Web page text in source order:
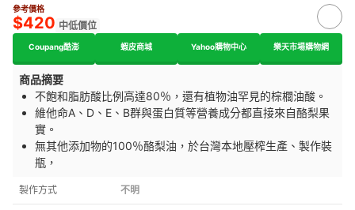
參考價格
$420 中低價位
Coupang酷澎 蝦皮商城 Yahoo購物中心 樂天市場購物網
商品摘要
不飽和脂肪酸比例高達80％，還有植物油罕見的棕櫚油酸。
維他命A、D、E、B群與蛋白質等營養成分都直接來自酪梨果
實。
無其他添加物的100％酪梨油，於台灣本地壓榨生產、製作裝
瓶，
製作方式 不明